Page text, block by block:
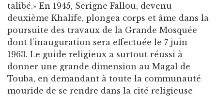
talibé.» En 1945, Serigne Fallou, devenu
deuxième Khalife, plongea corps et âme dans la
poursuite des travaux de la Grande Mosquée
dont l’inauguration sera effectuée le 7 juin
1963. Le guide religieux a surtout réussi à
donner une grande dimension au Magal de
Touba, en demandant à toute la communauté
mouride de se rendre dans la cité religieuse